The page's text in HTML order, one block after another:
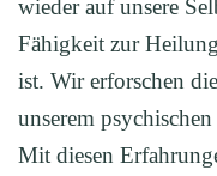
wieder auf unsere
Fähigkeit zur
ist. Wir erforschen
unserem
Mit diesen